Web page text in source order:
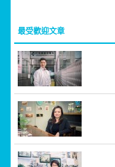
最受歡迎文章